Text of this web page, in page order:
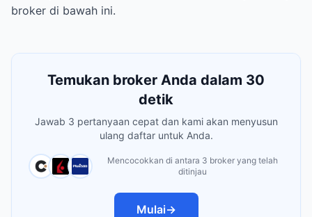
broker di bawah ini.
Temukan broker Anda dalam 30
detik
Jawab 3 pertanyaan cepat dan kami akan menyusun
ulang daftar untuk Anda.
Mencocokkan di antara 3 broker yang telah
ditinjau
Mulai→